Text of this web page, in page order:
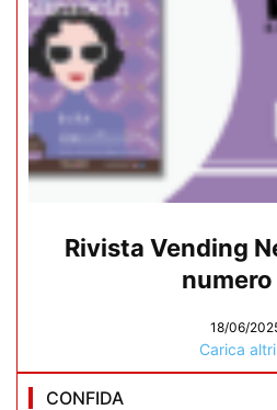
Rivista Vending
numero
18/06/
Carica altri
CONFIDA